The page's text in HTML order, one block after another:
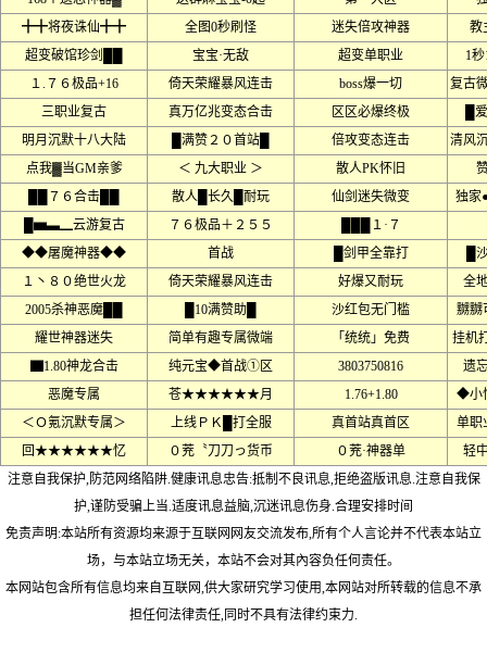
╋╋将夜诛仙╋╋
全图0秒刷怪 迷失倍攻神器
教
超变破馆珍剑██
宝宝·无敌 超变单职业
1
１.７６极品+16
倚天荣耀暴风连击 boss爆一切
复古
三职业复古
真万亿兆变态合击 区区必爆终极
█
明月沉默十八大陆
█满赞２０首站█ 倍攻变态连击
清风
点我▓当GM亲爹
＜ 九大职业 ＞ 散人PK怀旧
██７６合击██
散人█长久█耐玩 仙剑迷失微变
独家
█▅▃▁云游复古
７６极品＋２５５
███１·７
◆◆屠魔神器◆◆
首战 █剑甲全靠打
█
１丶８０绝世火龙
倚天荣耀暴风连击 好爆又耐玩
全
2005杀神恶魔██
█10满赞助█ 沙红包无门槛
嬲嬲
耀世神器迷失
简单有趣专属微端 「统统」免费
挂机
▇1.80神龙合击
纯元宝◆首战①区 3803750816
遗
恶魔专属
苍★★★★★★月 1.76+1.80
◆小
＜Ｏ氪沉默专属＞
上线ＰＫ█打全服 真首站真首区
单职
回★★★★★★忆
０茺〝刀刀っ货币 ０茺·神器单
轻
注意自我保护,防范网络陷阱.健康讯息忠告:抵制不良讯息,拒绝盗版讯息.注意自我保
护,谨防受骗上当.适度讯息益脑,沉迷讯息伤身.合理安排时间
免责声明:本站所有资源均来源于互联网网友交流发布,所有个人言论并不代表本站立
场，与本站立场无关，本站不会对其內容负任何责任。
本网站包含所有信息均来自互联网,供大家研究学习使用,本网站对所转载的信息不承
担任何法律责任,同时不具有法律约束力.